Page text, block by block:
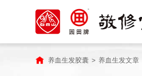
养血生发胶囊 > 养血生发文章